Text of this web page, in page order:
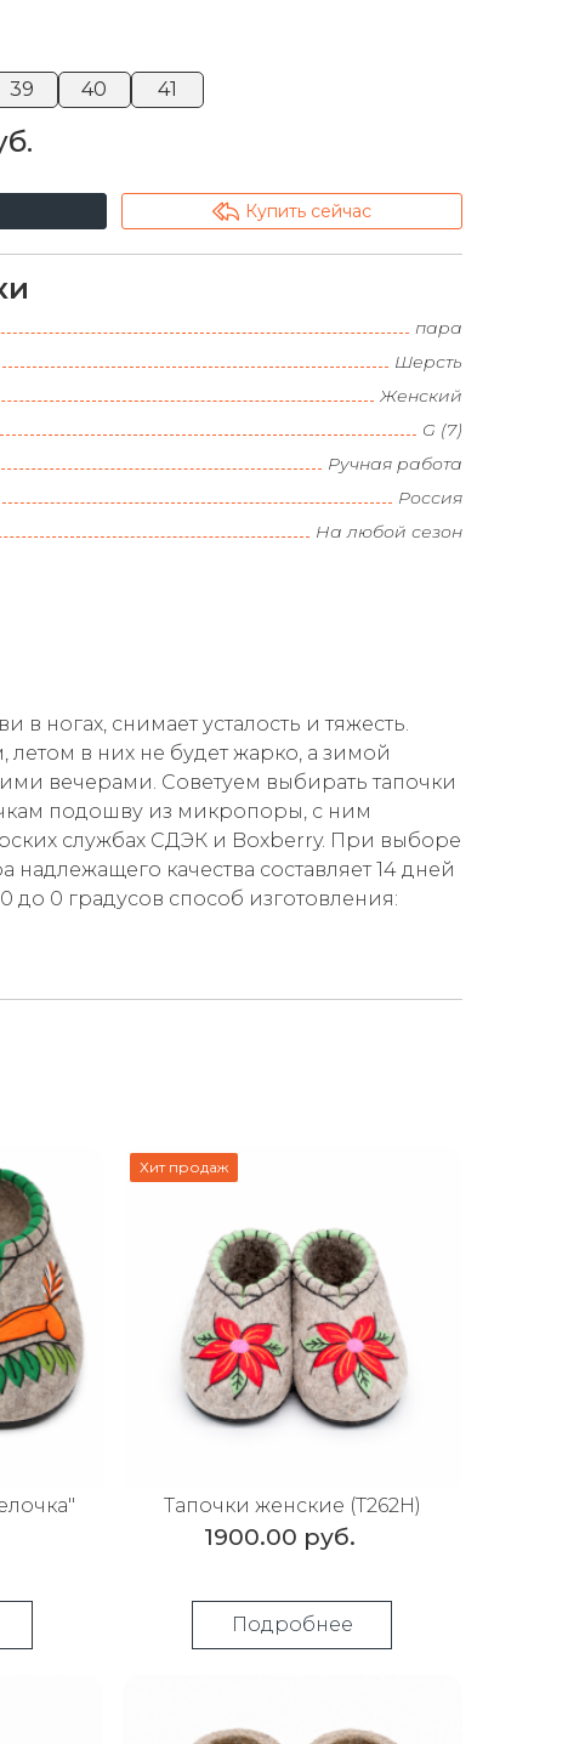
39 40 41
arrowshape_turn_up_left_2 Купить сейчас
пара
Шерсть
Женский
G (7)
Ручная работа
Россия
На любой сезон
ногах, снимает усталость и тяжесть.
в них не будет жарко, а зимой
вечерами. Советуем выбирать тапочки
подошву из микропоры, с ним
службах СДЭК и Boxberry. При выборе
надлежащего качества составляет 14 дней
до 0 градусов способ изготовления:
Хит продаж
Тапочки женские (Т262Н)
1900.00 руб.
Подробнее